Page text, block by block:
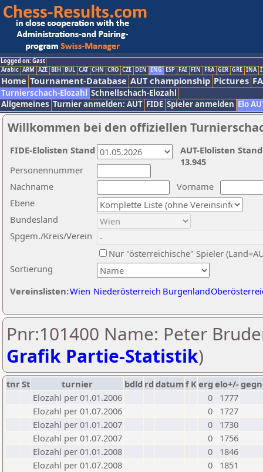
Logged on: Gast
Arabic ARM AZE BIH BUL CAT CHN CRO CZE DEN ENG ESP FAI FIN FRA GER GRE INA
Home Tournament-Database AUT championship Pictures
Turnierschach-Elozahl Schnellschach-Elozahl
Allgemeines Turnier anmelden: AUT FIDE Spieler anmelden Elo
Willkommen bei den offiziellen
Nachname
Vorname
Ebene
Sortierung
Personennummer
Bundesland
Spgem./Kreis/Verein
Nur "österreichische" Spieler
Vereinslisten:Wien Niederösterreich Burgenland
AUT-Elolisten
13.945
FIDE-Elolisten Stand
Pnr:101400 Name: Peter
Grafik Partie-Statistik)
tnrSt turnier bdld rd datumf Kerg elo+/-
Elozahl per 01.01.2006
0
1777
Elozahl per 01.07.2006
0
1727
Elozahl per 01.01.2007
0
1730
Elozahl per 01.07.2007
0
1756
Elozahl per 01.01.2008
0
1846
Elozahl per 01.07.2008
0
1851